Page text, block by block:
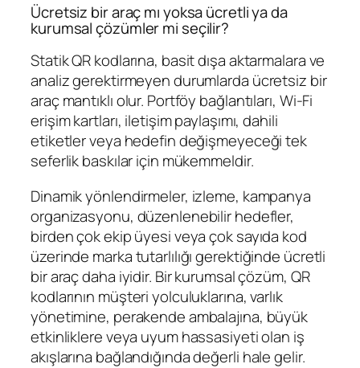
Ücretsiz bir araç mı yoksa ücretli ya da
kurumsal çözümler mi seçilir?
Statik QR kodlarına, basit dışa aktarmalara ve
analiz gerektirmeyen durumlarda ücretsiz bir
araç mantıklı olur. Portföy bağlantıları, Wi‑Fi
erişim kartları, iletişim paylaşımı, dahili
etiketler veya hedefin değişmeyeceği tek
seferlik baskılar için mükemmeldir.
Dinamik yönlendirmeler, izleme, kampanya
organizasyonu, düzenlenebilir hedefler,
birden çok ekip üyesi veya çok sayıda kod
üzerinde marka tutarlılığı gerektiğinde ücretli
bir araç daha iyidir. Bir kurumsal çözüm, QR
kodlarının müşteri yolculuklarına, varlık
yönetimine, perakende ambalajına, büyük
etkinliklere veya uyum hassasiyeti olan iş
akışlarına bağlandığında değerli hale gelir.